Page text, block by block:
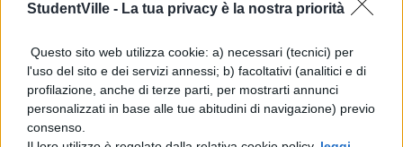
StudentVille - La tua privacy è la nostra priorità
Questo sito web utilizza cookie: a) necessari (tecnici) per
l'uso del sito e dei servizi annessi; b) facoltativi (analitici e di
profilazione, anche di terze parti, per mostrarti annunci
personalizzati in base alle tue abitudini di navigazione) previo
consenso.
Il messaggio a Mattarella
Benigni ha anche dedicato i suoi saluti alle
istituzioni e un ringraziamento speciale al